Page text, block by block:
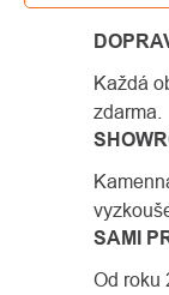
Každá
zdarma.
SAMI
Od roku